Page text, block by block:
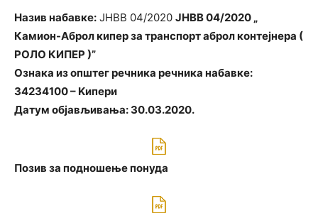
Назив набавке: ЈНВВ 04/2020 ЈНВВ 04/2020 „
Камион-Аброл кипер за транспорт аброл контејнера (
РОЛО КИПЕР )”
Ознака из општег речника речника набавке:
34234100 – Kипери
Датум објављивања: 30.03.2020.
Позив за подношење понуда